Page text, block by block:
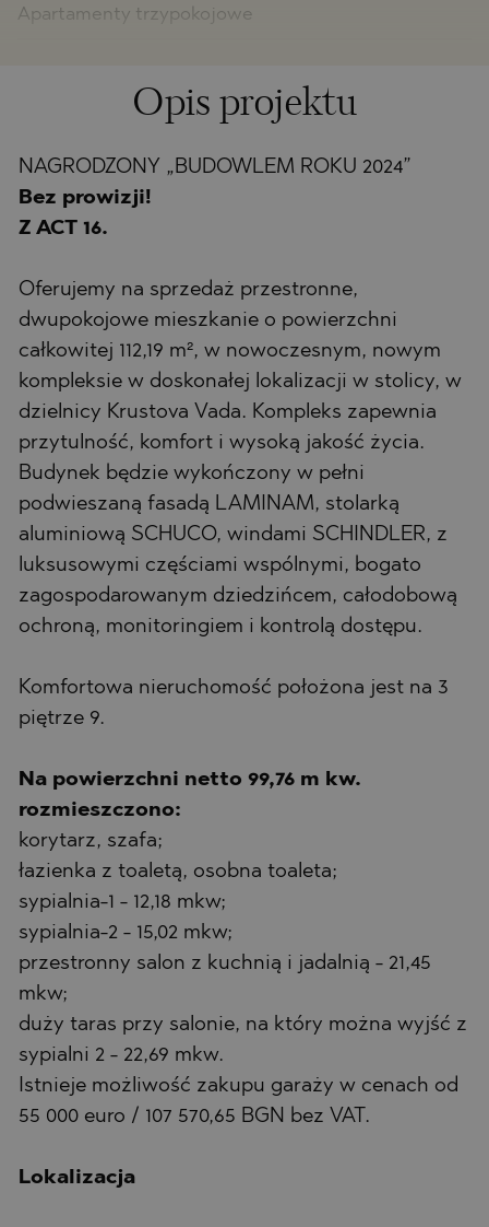
Apartamenty trzypokojowe
Opis projektu
NAGRODZONY „BUDOWLEM ROKU 2024”
Bez prowizji!
Z ACT 16.
Oferujemy na sprzedaż przestronne,
dwupokojowe mieszkanie o powierzchni
całkowitej 112,19 m², w nowoczesnym, nowym
kompleksie w doskonałej lokalizacji w stolicy, w
dzielnicy Krustova Vada. Kompleks zapewnia
przytulność, komfort i wysoką jakość życia.
Budynek będzie wykończony w pełni
podwieszaną fasadą LAMINAM, stolarką
aluminiową SCHUCO, windami SCHINDLER, z
luksusowymi częściami wspólnymi, bogato
zagospodarowanym dziedzińcem, całodobową
ochroną, monitoringiem i kontrolą dostępu.
Komfortowa nieruchomość położona jest na 3
piętrze 9.
Na powierzchni netto 99,76 m kw.
rozmieszczono:
korytarz, szafa;
łazienka z toaletą, osobna toaleta;
sypialnia-1 - 12,18 mkw;
sypialnia-2 - 15,02 mkw;
przestronny salon z kuchnią i jadalnią - 21,45
mkw;
duży taras przy salonie, na który można wyjść z
sypialni 2 - 22,69 mkw.
Istnieje możliwość zakupu garaży w cenach od
55 000 euro / 107 570,65 BGN bez VAT.
Lokalizacja